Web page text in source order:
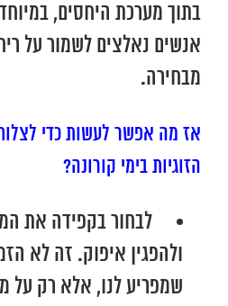
בתוך מערכת היחסים,
אנשים נאלצים לשמור על
מבחירה.
אז מה אפשר לעשות כדי
הזוגיות בימי קורונה?
לבחור בקפידה את
ולהפגין איפוק. זה לא
שמפריע לנו, אלא רק על